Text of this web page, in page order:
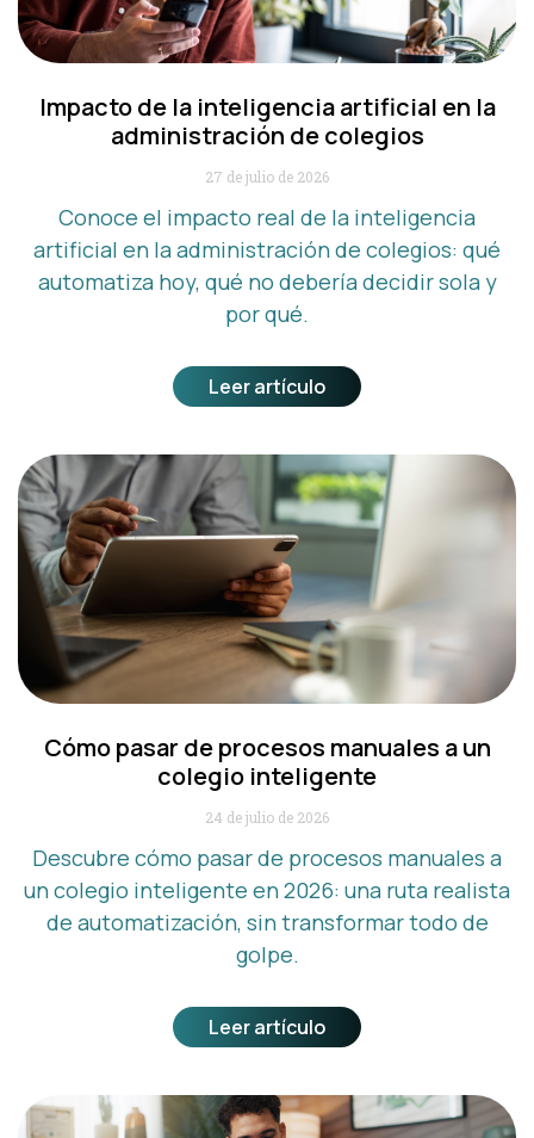
Impacto de la inteligencia artificial en la
administración de colegios
27 de julio de 2026
Conoce el impacto real de la inteligencia
artificial en la administración de colegios: qué
automatiza hoy, qué no debería decidir sola y
por qué.
Leer artículo
Cómo pasar de procesos manuales a un
colegio inteligente
24 de julio de 2026
Descubre cómo pasar de procesos manuales a
un colegio inteligente en 2026: una ruta realista
de automatización, sin transformar todo de
golpe.
Leer artículo